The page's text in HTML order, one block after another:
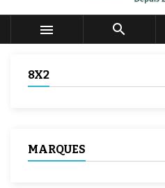
 
8X2
MARQUES